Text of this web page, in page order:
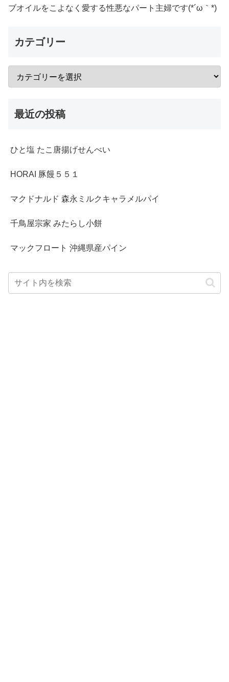
ブオイルをこよなく愛する性悪なパート主婦です(*´ω｀*)
カテゴリー
最近の投稿
ひと塩 たこ唐揚げせんべい
HORAI 豚饅５５１
マクドナルド 森永ミルクキャラメルパイ
千鳥屋宗家 みたらし小餅
マックフロート 沖縄県産パイン